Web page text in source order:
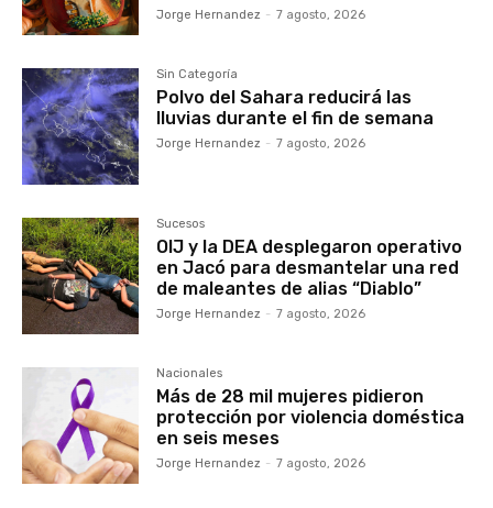
Jorge Hernandez - 7 agosto, 2026
Sin Categoría
Polvo del Sahara reducirá las
lluvias durante el fin de semana
Jorge Hernandez - 7 agosto, 2026
Sucesos
OIJ y la DEA desplegaron operativo
en Jacó para desmantelar una red
de maleantes de alias “Diablo”
Jorge Hernandez - 7 agosto, 2026
Nacionales
Más de 28 mil mujeres pidieron
protección por violencia doméstica
en seis meses
Jorge Hernandez - 7 agosto, 2026